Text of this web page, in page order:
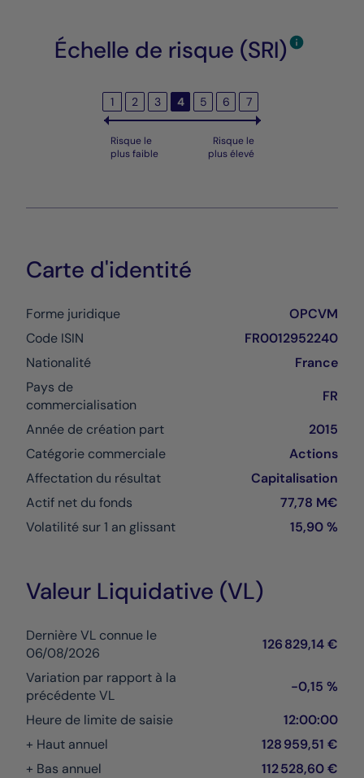
Échelle de risque (SRI)
1 2 3 4 5 6 7
Risque le
plus faible
Risque le
plus élevé
Carte d'identité
Forme juridique
OPCVM
Code ISIN
FR0012952240
Nationalité
France
Pays de
commercialisation
FR
Année de création part
2015
Catégorie commerciale
Actions
Affectation du résultat
Capitalisation
Actif net du fonds
77,78 M€
Volatilité sur 1 an glissant
15,90 %
Valeur Liquidative (VL)
Dernière VL connue le
06/08/2026
126 829,14 €
Variation par rapport à la
précédente VL
-0,15 %
Heure de limite de saisie
12:00:00
+ Haut annuel
128 959,51 €
+ Bas annuel
112 528,60 €